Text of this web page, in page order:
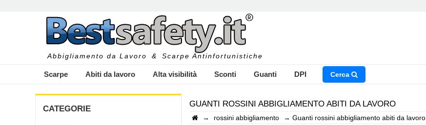
Abbigliamento da Lavoro & Scarpe Antinfortunistiche
Scarpe Abiti da lavoro Alta visibilità Sconti Guanti DPI Cerca
CATEGORIE
GUANTI ROSSINI ABBIGLIAMENTO ABITI DA LAVORO
→ rossini abbigliamento → Guanti rossini abbigliamento abiti da lavoro